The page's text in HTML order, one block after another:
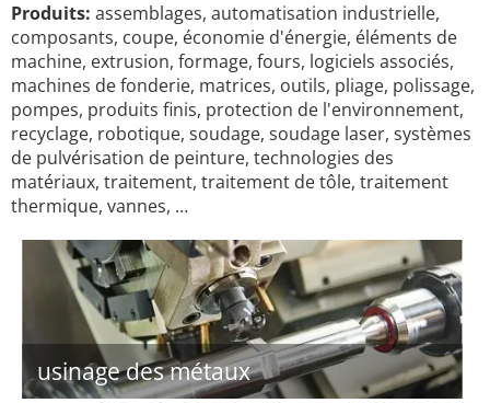
Produits: assemblages, automatisation industrielle,
composants, coupe, économie d'énergie, éléments de
machine, extrusion, formage, fours, logiciels associés,
machines de fonderie, matrices, outils, pliage, polissage,
pompes, produits finis, protection de l'environnement,
recyclage, robotique, soudage, soudage laser, systèmes
de pulvérisation de peinture, technologies des
matériaux, traitement, traitement de tôle, traitement
thermique, vannes, …
usinage des métaux